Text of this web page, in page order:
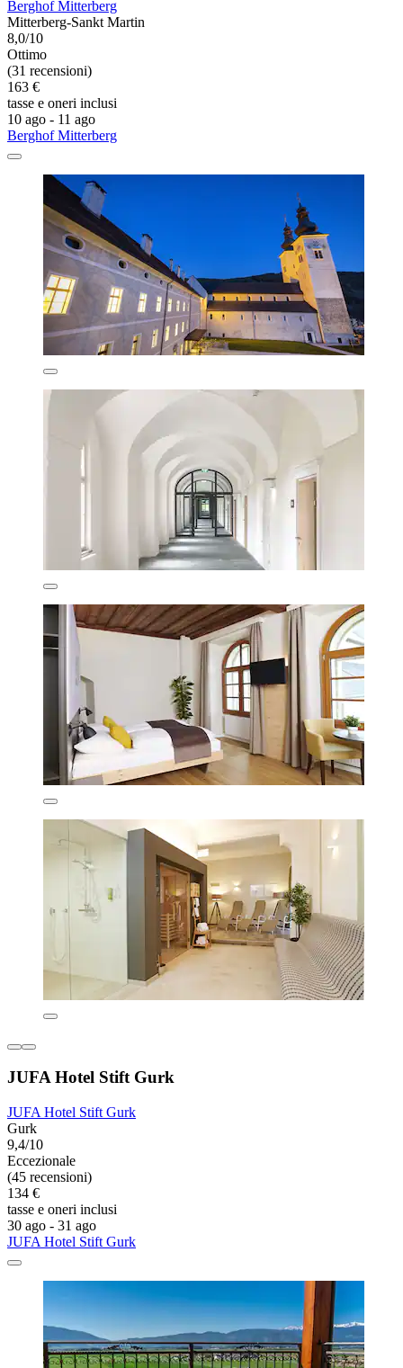
Berghof Mitterberg
Mitterberg-Sankt Martin
8,0/10
Ottimo
(31 recensioni)
163 €
tasse e oneri inclusi
10 ago - 11 ago
Berghof Mitterberg
JUFA Hotel Stift Gurk
JUFA Hotel Stift Gurk
Gurk
9,4/10
Eccezionale
(45 recensioni)
134 €
tasse e oneri inclusi
30 ago - 31 ago
JUFA Hotel Stift Gurk